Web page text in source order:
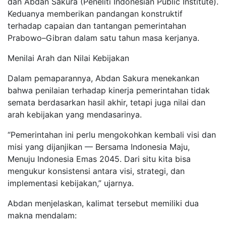
Keduanya memberikan pandangan konstruktif
terhadap capaian dan tantangan pemerintahan
Prabowo–Gibran dalam satu tahun masa kerjanya.
Menilai Arah dan Nilai Kebijakan
Dalam pemaparannya, Abdan Sakura menekankan
bahwa penilaian terhadap kinerja pemerintahan tidak
semata berdasarkan hasil akhir, tetapi juga nilai dan
arah kebijakan yang mendasarinya.
“Pemerintahan ini perlu mengokohkan kembali visi dan
misi yang dijanjikan — Bersama Indonesia Maju,
Menuju Indonesia Emas 2045. Dari situ kita bisa
mengukur konsistensi antara visi, strategi, dan
implementasi kebijakan,” ujarnya.
Abdan menjelaskan, kalimat tersebut memiliki dua
makna mendalam: